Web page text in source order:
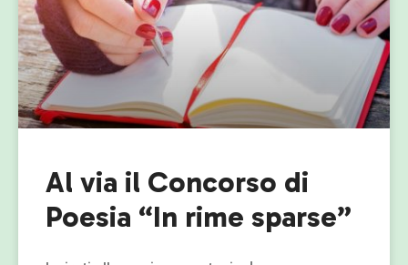
Al via il Concorso di
Poesia “In rime sparse”